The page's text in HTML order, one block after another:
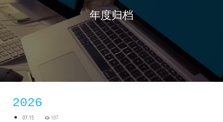
年度归档
2026
07.15 107